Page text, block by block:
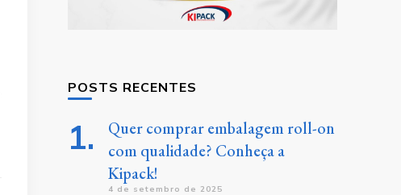
POSTS RECENTES
Quer comprar embalagem roll-on
com qualidade? Conheça a
Kipack!
4 de setembro de 2025